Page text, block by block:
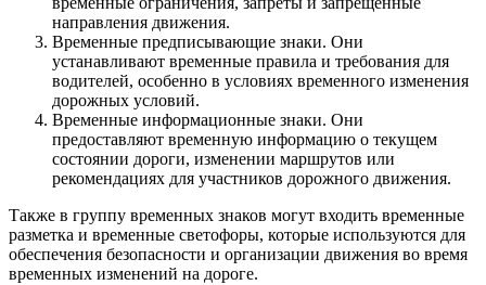
направления движения.
Временные предписывающие знаки. Они
устанавливают временные правила и требования для
водителей, особенно в условиях временного изменения
дорожных условий.
Временные информационные знаки. Они
предоставляют временную информацию о текущем
состоянии дороги, изменении маршрутов или
рекомендациях для участников дорожного движения.
Также в группу временных знаков могут входить временные
разметка и временные светофоры, которые используются для
обеспечения безопасности и организации движения во время
временных изменений на дороге.